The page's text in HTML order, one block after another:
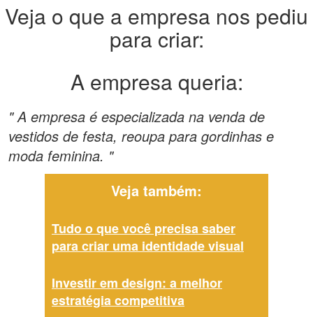
Veja o que a empresa nos pediu
para criar:
A empresa queria:
" A empresa é especializada na venda de
vestidos de festa, reoupa para gordinhas e
moda feminina. "
Veja também:
Tudo o que você precisa saber
para criar uma identidade visual
Investir em design: a melhor
estratégia competitiva